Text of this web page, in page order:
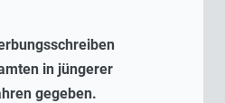
in jüngerer
gegeben.